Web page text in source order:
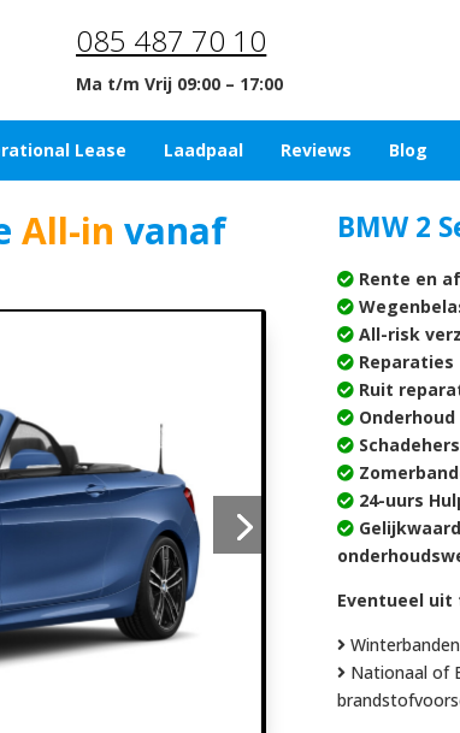
085 487 70 10
Ma t/m Vrij 09:00 – 17:00
Lease Laadpaal Reviews Blog
All-invanaf BMW 2
Rente en
All-risk
Reparaties
Ruit
Onderhoud
24-uurs
Eventueel
Winterbanden
Nationaal of